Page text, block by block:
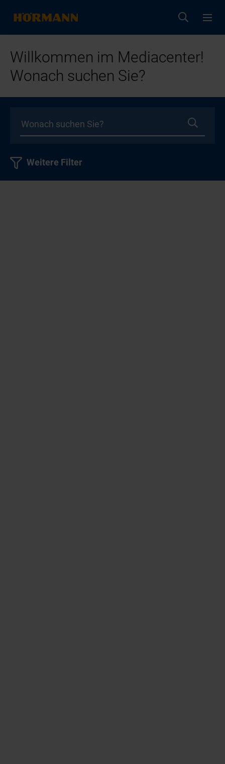
Willkommen im Mediacenter!
Wonach suchen Sie?
Weitere Filter